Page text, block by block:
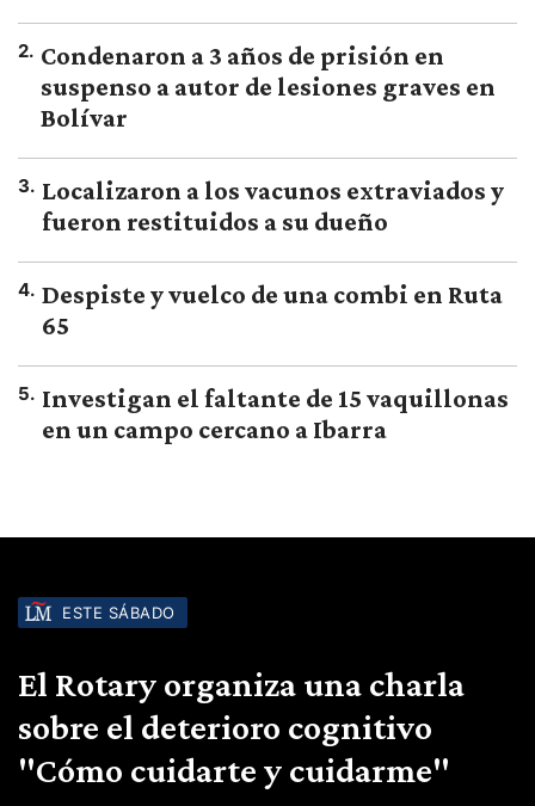
2. Condenaron a 3 años de prisión en
suspenso a autor de lesiones graves en
Bolívar
3. Localizaron a los vacunos extraviados y
fueron restituidos a su dueño
4. Despiste y vuelco de una combi en Ruta
65
5. Investigan el faltante de 15 vaquillonas
en un campo cercano a Ibarra
ESTE SÁBADO
El Rotary organiza una charla
sobre el deterioro cognitivo
"Cómo cuidarte y cuidarme"